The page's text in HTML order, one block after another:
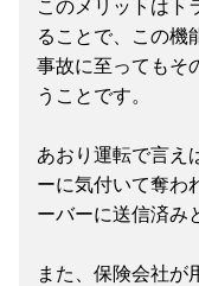
このメリットはト
ることで、この機
事故に至ってもそ
うことです。
あおり運転で言え
ーに気付いて奪わ
ーバーに送信済み
また、保険会社が